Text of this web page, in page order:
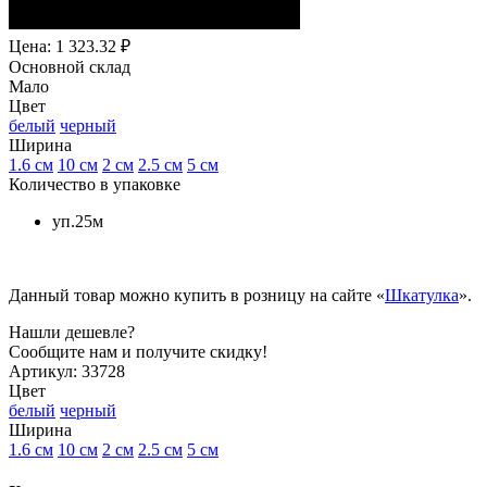
Цена: 1 323.32 ₽
Основной склад
Мало
Цвет
белый черный
Ширина
1.6 см 10 см 2 см 2.5 см 5 см
Количество в упаковке
уп.25м
Данный товар можно купить в розницу на сайте «Шкатулка».
Нашли дешевле?
Сообщите нам и получите скидку!
Артикул: 33728
Цвет
белый черный
Ширина
1.6 см 10 см 2 см 2.5 см 5 см